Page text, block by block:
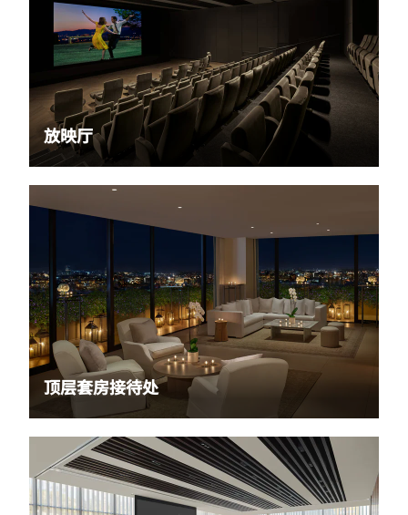
放映厅
顶层套房接待处